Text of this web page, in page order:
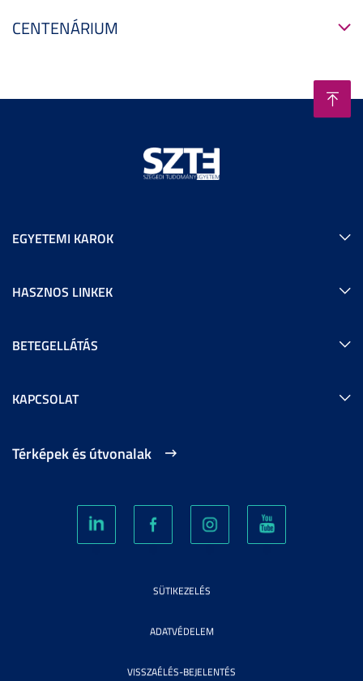
CENTENÁRIUM
EGYETEMI KAROK
HASZNOS LINKEK
BETEGELLÁTÁS
KAPCSOLAT
Térképek és útvonalak
SÜTIKEZELÉS
ADATVÉDELEM
VISSZAÉLÉS-BEJELENTÉS